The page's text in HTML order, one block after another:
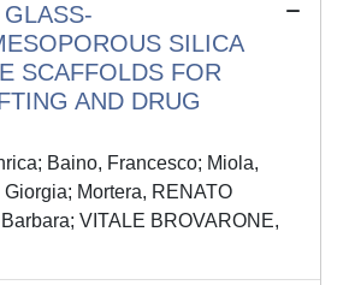
SILICA
SCAFFOLDS FOR
AND DRUG
Baino, Francesco; Miola,
Giorgia; Mortera, RENATO
VITALE BROVARONE,